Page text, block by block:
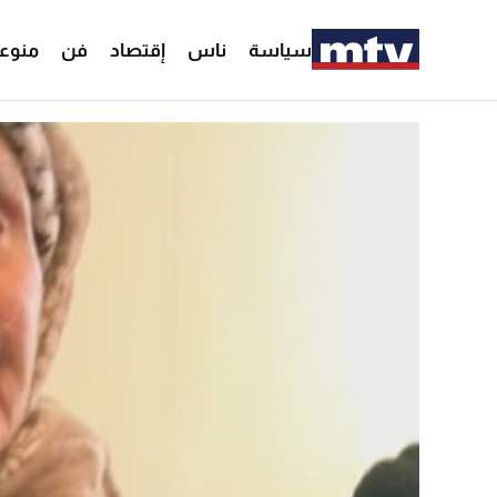
سياسة ناس إقتصاد فن